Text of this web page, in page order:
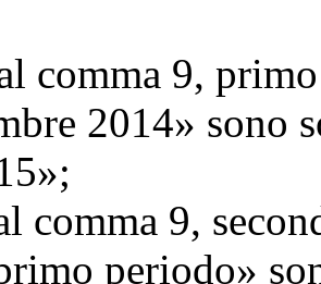
comma 9,
2014» sono
comma 9,
periodo»